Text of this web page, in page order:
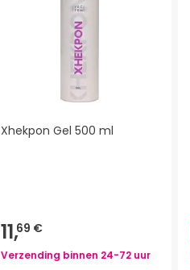
Xhekpon Gel 500 ml
11,69 €
Verzending binnen 24-72 uur